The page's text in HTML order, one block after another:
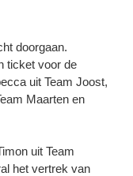
doorgaan.
ticket voor de
uit Team Joost,
Maarten en
uit Team
het vertrek van